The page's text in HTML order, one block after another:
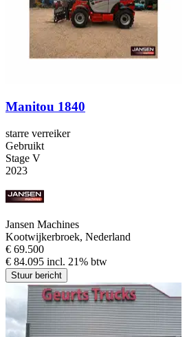
Manitou 1840
starre verreiker
Gebruikt
Stage V
2023
Jansen Machines
Kootwijkerbroek, Nederland
€ 69.500
€ 84.095 incl. 21% btw
Stuur bericht